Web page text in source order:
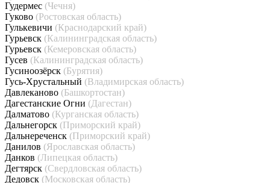
Гудермес (Чечня)
Гуково (Ростовская область)
Гулькевичи (Краснодарский край)
Гурьевск (Калининградская область)
Гурьевск (Кемеровская область)
Гусев (Калининградская область)
Гусиноозёрск (Бурятия)
Гусь-Хрустальный (Владимирская область)
Давлеканово (Башкортостан)
Дагестанские Огни (Дагестан)
Далматово (Курганская область)
Дальнегорск (Приморский край)
Дальнереченск (Приморский край)
Данилов (Ярославская область)
Данков (Липецкая область)
Дегтярск (Свердловская область)
Дедовск (Московская область)